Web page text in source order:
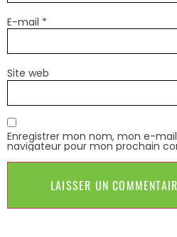
E-mail *
Site web
Enregistrer mon nom, mon e-
navigateur pour mon prochain